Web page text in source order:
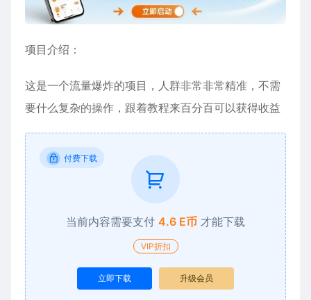
项目介绍：
这是一个流量爆炸的项目，人群非常非常精准，不需
要什么复杂的操作，跟着教程来百分百可以获得收益
付费下载
当前内容需要支付 4.6 E币 才能下载
VIP折扣
立即下载 升级会员